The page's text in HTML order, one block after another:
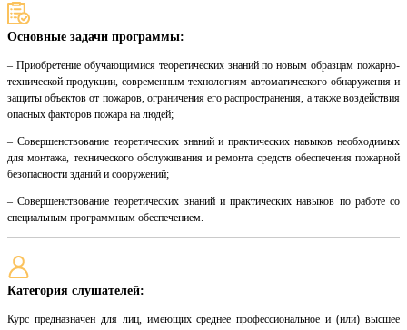
Основные задачи программы:
– Приобретение обучающимися теоретических знаний по новым образцам пожарно-
технической продукции, современным технологиям автоматического обнаружения и
защиты объектов от пожаров, ограничения его распространения, а также воздействия
опасных факторов пожара на людей;
– Совершенствование теоретических знаний и практических навыков необходимых
для монтажа, технического обслуживания и ремонта средств обеспечения пожарной
безопасности зданий и сооружений;
– Совершенствование теоретических знаний и практических навыков по работе со
специальным программным обеспечением.
Категория слушателей:
Курс предназначен для лиц, имеющих среднее профессиональное и (или) высшее